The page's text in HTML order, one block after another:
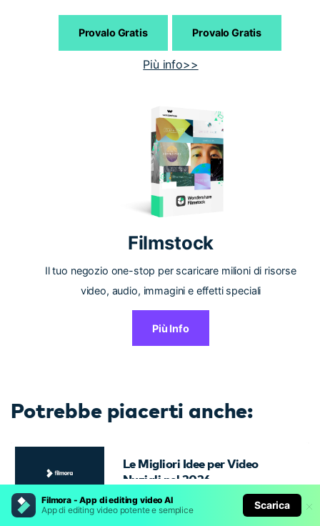
Filmora - App di editing video AI
App di editing video potente e semplice
Scarica
Provalo Gratis Provalo Gratis
Più info>>
Filmstock
Il tuo negozio one-stop per scaricare milioni di risorse
video, audio, immagini e effetti speciali
Più Info
Potrebbe piacerti anche:
Le Migliori Idee per Video
Nuziali nel 2026